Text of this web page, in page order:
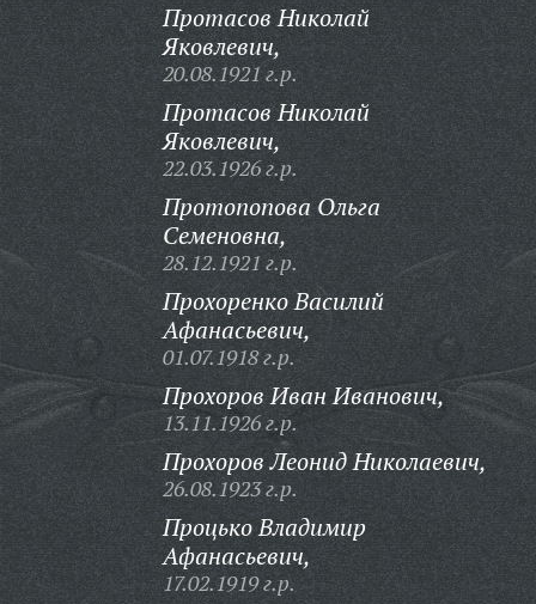
Протасов Николай
Яковлевич,
20.08.1921 г.р.
Протасов Николай
Яковлевич,
22.03.1926 г.р.
Протопопова Ольга
Семеновна,
28.12.1921 г.р.
Прохоренко Василий
Афанасьевич,
01.07.1918 г.р.
Прохоров Иван Иванович,
13.11.1926 г.р.
Прохоров Леонид Николаевич,
26.08.1923 г.р.
Процько Владимир
Афанасьевич,
17.02.1919 г.р.